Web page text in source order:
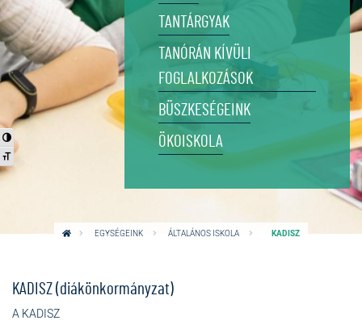
Nagy kontraszt váltása
Betűméret váltása
TANTÁRGYAK
TANÓRÁN KÍVÜLI
FOGLALKOZÁSOK
BÜSZKESÉGEINK
ÖKOISKOLA
EGYSÉGEINK ÁLTALÁNOS ISKOLA KADISZ
KADISZ (diákönkormányzat)
A KADISZ